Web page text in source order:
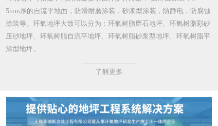
5mm厚的自流平地面，防滑耐磨涂装，砂浆型涂装，防静电，防腐蚀
涂装等。环氧地坪大致可以分为：环氧树脂磨石地坪、环氧树脂彩砂
压砂地坪、环氧树脂自流平地坪、环氧树脂砂浆型地坪、环氧树脂平
涂型地坪。
了解更多